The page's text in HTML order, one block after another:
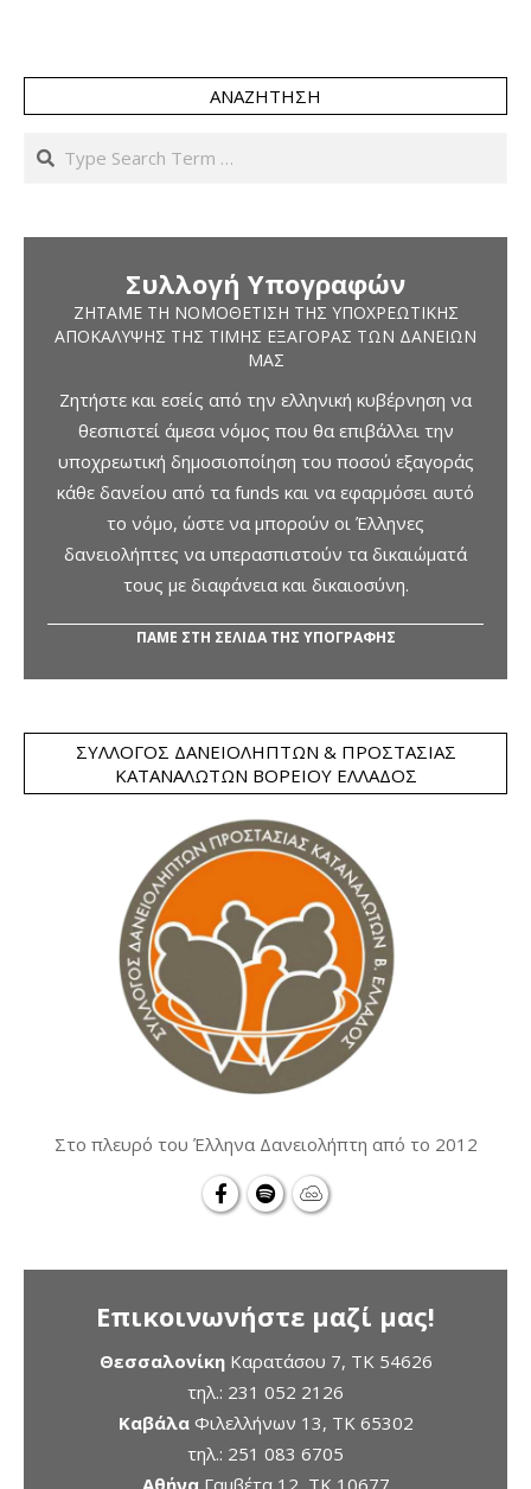
ΑΝΑΖΉΤΗΣΗ
Search
Συλλογή Υπογραφών
ΖΗΤΆΜΕ ΤΗ ΝΟΜΟΘΈΤΙΣΗ ΤΗΣ ΥΠΟΧΡΕΩΤΙΚΉΣ
ΑΠΟΚΆΛΥΨΗΣ ΤΗΣ ΤΙΜΉΣ ΕΞΑΓΟΡΆΣ ΤΩΝ ΔΑΝΕΊΩΝ
ΜΑΣ
Ζητήστε και εσείς από την ελληνική κυβέρνηση να
θεσπιστεί άμεσα νόμος που θα επιβάλλει την
υποχρεωτική δημοσιοποίηση του ποσού εξαγοράς
κάθε δανείου από τα funds και να εφαρμόσει αυτό
το νόμο, ώστε να μπορούν οι Έλληνες
δανειολήπτες να υπερασπιστούν τα δικαιώματά
τους με διαφάνεια και δικαιοσύνη.
ΠΑΜΕ ΣΤΗ ΣΕΛΙΔΑ ΤΗΣ ΥΠΟΓΡΑΦΗΣ
ΣΎΛΛΟΓΟΣ ΔΑΝΕΙΟΛΗΠΤΏΝ & ΠΡΟΣΤΑΣΊΑΣ
ΚΑΤΑΝΑΛΩΤΏΝ ΒΟΡΕΊΟΥ ΕΛΛΆΔΟΣ
Στο πλευρό του Έλληνα Δανειολήπτη από το 2012
Επικοινωνήστε μαζί μας!
ΘεσσαλονίκηΚαρατάσου 7, TK 54626
τηλ.: 231 052 2126
ΚαβάλαΦιλελλήνων 13, ΤΚ 65302
τηλ.: 251 083 6705
ΑθήναΓαμβέτα 12, ΤΚ 10677